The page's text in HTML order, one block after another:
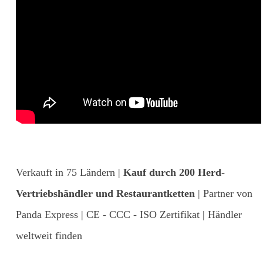
Verkauft in 75 Ländern | Kauf durch 200 Herd-
Vertriebshändler und Restaurantketten | Partner von
Panda Express | CE - CCC - ISO Zertifikat | Händler
weltweit finden